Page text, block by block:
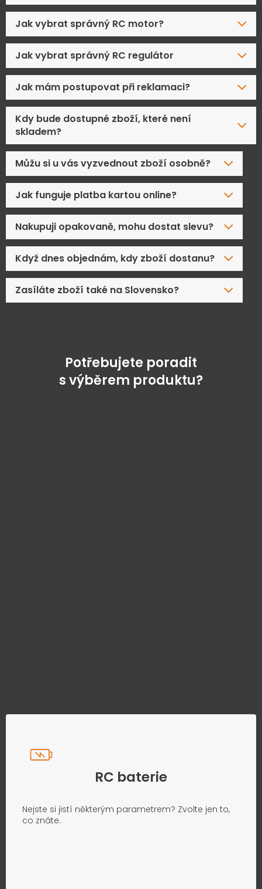
Jak vybrat správný RC motor?
Jak vybrat správný RC regulátor
Jak mám postupovat při reklamaci?
Kdy bude dostupné zboží, které není
skladem?
Můžu si u vás vyzvednout zboží osobně?
Jak funguje platba kartou online?
Nakupuji opakovaně, mohu dostat slevu?
Když dnes objednám, kdy zboží dostanu?
Zasíláte zboží také na Slovensko?
Potřebujete poradit
s výběrem produktu?
RC baterie
Nejste si jistí některým parametrem? Zvolte jen to,
co znáte.